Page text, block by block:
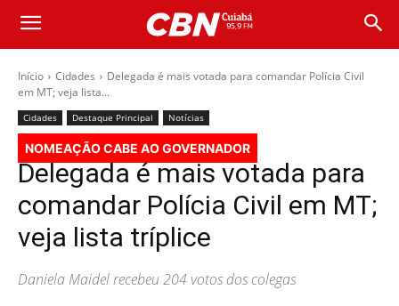
Início Cidades
Delegada é mais votada para comandar Polícia Civil
em MT; veja lista...
Cidades Destaque Principal Notícias
NOMEAÇÃO CABE AO GOVERNADOR
Delegada é mais votada para
comandar Polícia Civil em MT;
veja lista tríplice
Daniela Maidel recebeu 204 votos dos colegas